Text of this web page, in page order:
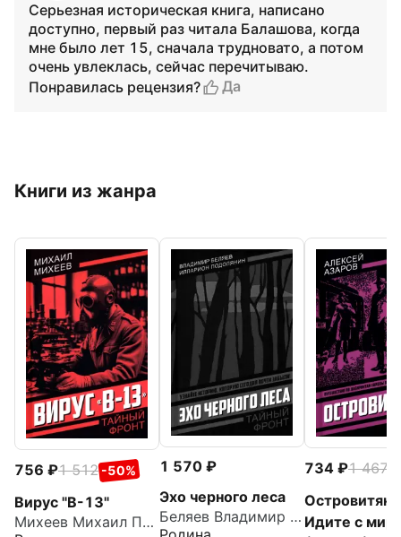
Серьезная историческая книга, написано
доступно, первый раз читала Балашова, когда
мне было лет 15, сначала трудновато, а потом
очень увлеклась, сейчас перечитываю.
Понравилась рецензия?
Да
Книги из жанра
756 1 512 -50%
Вирус "В-13"
Михеев Михаил Петрович
1 570
Эхо черного леса
Беляев Владимир Павлович
734 1 467
Идите с